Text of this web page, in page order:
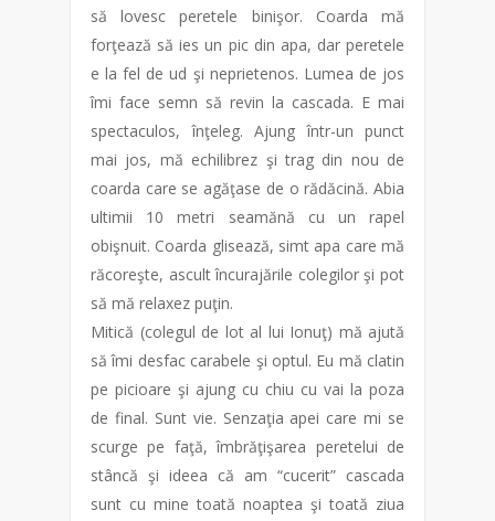
să lovesc peretele binişor. Coarda mă
forţează să ies un pic din apa, dar peretele
e la fel de ud şi neprietenos. Lumea de jos
îmi face semn să revin la cascada. E mai
spectaculos, înţeleg. Ajung într-un punct
mai jos, mă echilibrez şi trag din nou de
coarda care se agăţase de o rădăcină. Abia
ultimii 10 metri seamănă cu un rapel
obişnuit. Coarda glisează, simt apa care mă
răcoreşte, ascult încurajările colegilor şi pot
să mă relaxez puţin.
Mitică (colegul de lot al lui Ionuţ) mă ajută
să îmi desfac carabele şi optul. Eu mă clatin
pe picioare şi ajung cu chiu cu vai la poza
de final. Sunt vie. Senzaţia apei care mi se
scurge pe faţă, îmbrăţişarea peretelui de
stâncă şi ideea că am “cucerit” cascada
sunt cu mine toată noaptea şi toată ziua